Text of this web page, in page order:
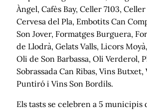
Àngel, Cafès Bay, Celler 7103,
Cervesa del Pla, Embotits Can
Son Jover, Formatges Burguera,
de Llodrà, Gelats Valls, Licors
Oli de Son Barbassa, Oli Verderol,
Sobrassada Can Ribas, Vins Butxet,
Puntiró i Vins Son Bordils.
Els tasts se celebren a 5 municipis